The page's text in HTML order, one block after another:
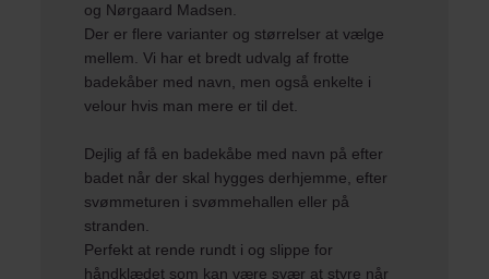
og Nørgaard Madsen
Der er flere varianter og størrelser at vælge
mellem. Vi har et bredt udvalg af frotte
badekåber med navn, men også enkelte i
velour hvis man mere er til det.
Dejlig af få en badekåbe med navn på efter
badet når der skal hygges derhjemme, efter
svømmeturen i svømmehallen eller på
stranden.
Perfekt at rende rundt i og slippe for
håndklædet som kan være svær at styre når